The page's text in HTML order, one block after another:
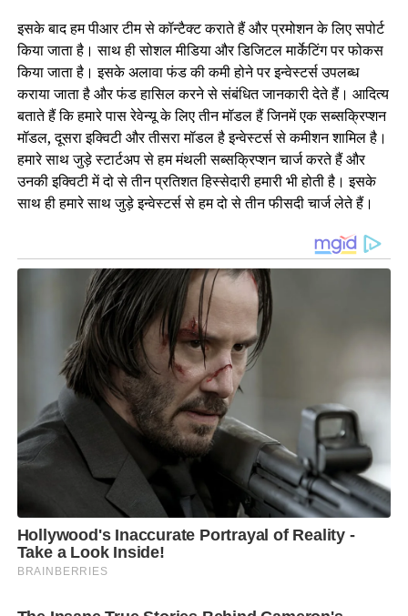
इसके बाद हम पीआर टीम से कॉन्टैक्ट कराते हैं और प्रमोशन के लिए सपोर्ट
किया जाता है। साथ ही सोशल मीडिया और डिजिटल मार्केटिंग पर फोकस
किया जाता है। इसके अलावा फंड की कमी होने पर इन्वेस्टर्स उपलब्ध
कराया जाता है और फंड हासिल करने से संबंधित जानकारी देते हैं। आदित्य
बताते हैं कि हमारे पास रेवेन्यू के लिए तीन मॉडल हैं जिनमें एक सब्सक्रिप्शन
मॉडल, दूसरा इक्विटी और तीसरा मॉडल है इन्वेस्टर्स से कमीशन शामिल है।
हमारे साथ जुड़े स्टार्टअप से हम मंथली सब्सक्रिप्शन चार्ज करते हैं और
उनकी इक्विटी में दो से तीन प्रतिशत हिस्सेदारी हमारी भी होती है। इसके
साथ ही हमारे साथ जुड़े इन्वेस्टर्स से हम दो से तीन फीसदी चार्ज लेते हैं।